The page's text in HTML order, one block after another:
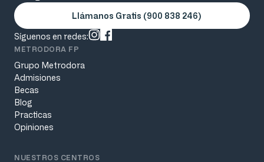
Llámanos Gratis (900 838 246)
Síguenos en redes:
METRODORA FP
Grupo Metrodora
Admisiones
Becas
Blog
Practicas
Opiniones
NUESTROS CENTROS